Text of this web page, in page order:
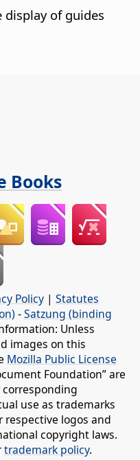
of guides
Books
Policy | Statutes
-Satzung (binding
Unless
images on this
Mozilla Public License
Foundation” are
use as trademarks
respective logos and
copyright laws.
trademark policy.